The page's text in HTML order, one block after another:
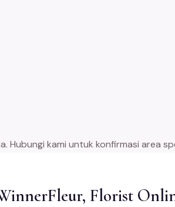
Hubungi kami untuk konfirmasi area
Florist